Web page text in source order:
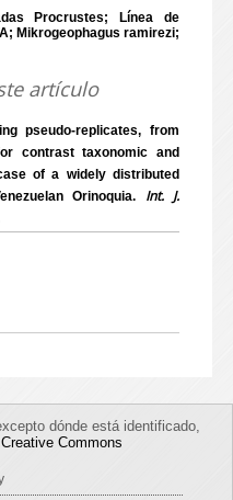
Procrustes; Línea de
Mikrogeophagus ramirezi;
artículo
pseudo-replicates, from
contrast taxonomic and
of a widely distributed
Orinoquia.
Int. J.
dónde está identificado,
Commons